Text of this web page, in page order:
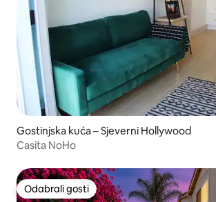
Gostinjska kuća – Sjeverni Hollywood
Casita NoHo
Odabrali gosti
Odabrali gosti